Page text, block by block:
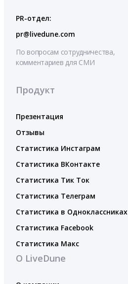
PR-отдел:
pr@livedune.com
По вопросам сотрудничества,
комментариев для СМИ
Продукт
Презентация
Отзывы
Статистика Инстаграм
Статистика ВКонтакте
Статистика Тик Ток
Статистика Телеграм
Статистика в Одноклассниках
Статистика Facebook
Статистика Макс
О LiveDune